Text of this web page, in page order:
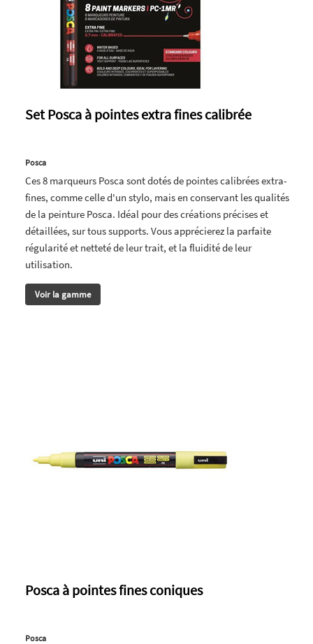
Set Posca à pointes extra fines calibrée
Posca
Ces 8 marqueurs Posca sont dotés de pointes calibrées extra-
fines, comme celle d'un stylo, mais en conservant les qualités
de la peinture Posca. Idéal pour des créations précises et
détaillées, sur tous supports. Vous apprécierez la parfaite
régularité et netteté de leur trait, et la fluidité de leur
utilisation.
Voir la gamme
Posca à pointes fines coniques
Posca